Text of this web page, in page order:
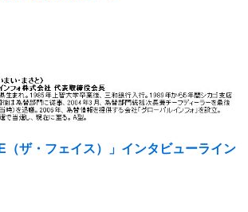
（ザ・フェイス）」インタビューライン